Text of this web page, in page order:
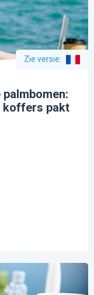
Zie versie:
koffers pakt